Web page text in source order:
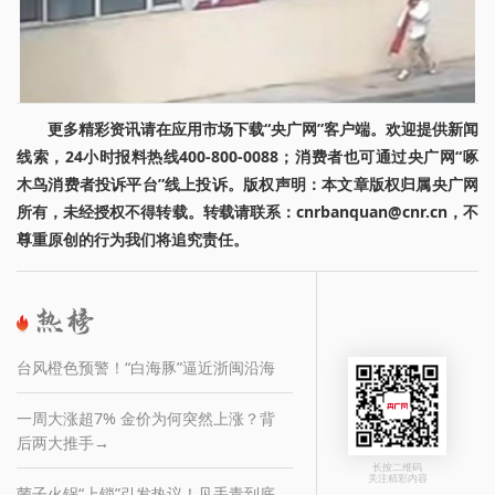
更多精彩资讯请在应用市场下载“央广网”客户端。欢迎提供新闻
线索，24小时报料热线400-800-0088；消费者也可通过央广网“啄
木鸟消费者投诉平台”线上投诉。版权声明：本文章版权归属央广网
所有，未经授权不得转载。转载请联系：cnrbanquan@cnr.cn，不
尊重原创的行为我们将追究责任。
台风橙色预警！“白海豚”逼近浙闽沿海
一周大涨超7% 金价为何突然上涨？背
后两大推手→
长按二维码
关注精彩内容